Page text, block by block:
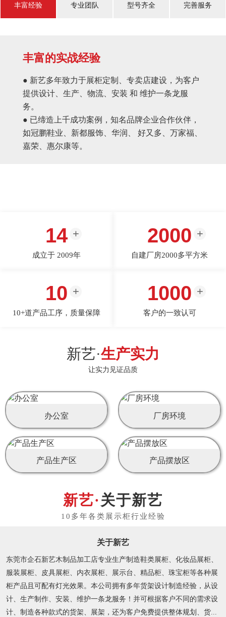
丰富经验 专业团队 型号齐全 完善服务
丰富的实战经验
● 新艺多年致力于展柜定制、专卖店建设，为客户
提供设计、生产、物流、安装 和 维护一条龙服
务。
● 已缔造上千成功案例，知名品牌企业合作伙伴，
如冠鹏鞋业、新都服饰、华润、 好又多、万家福、
嘉荣、惠尔康等。
14
成立于 2009年
2000
自建厂房2000多平方米
10
10+道产品工序，质量保障
1000
客户的一致认可
新艺·生产实力
让实力见证品质
办公室 厂房环境
产品生产区 产品摆放区
关于新艺
关于新艺
东莞市企石新艺木制品加工店专业生产制造鞋类展柜、化妆品展柜、
服装展柜、皮具展柜、内衣展柜、展示台、精品柜、珠宝柜等各种展
柜产品且可配有灯光效果。本公司拥有多年货架设计制造经验，从设
计、生产制作、安装、维护一条龙服务！并可根据客户不同的需求设
计、制造各种款式的货架、展架，还为客户免费提供整体规划、货...